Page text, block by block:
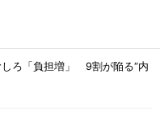
しろ「負担増」 9割が陥る“内